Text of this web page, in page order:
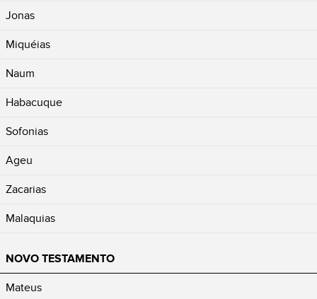
Jonas
Miquéias
Naum
Habacuque
Sofonias
Ageu
Zacarias
Malaquias
NOVO TESTAMENTO
Mateus